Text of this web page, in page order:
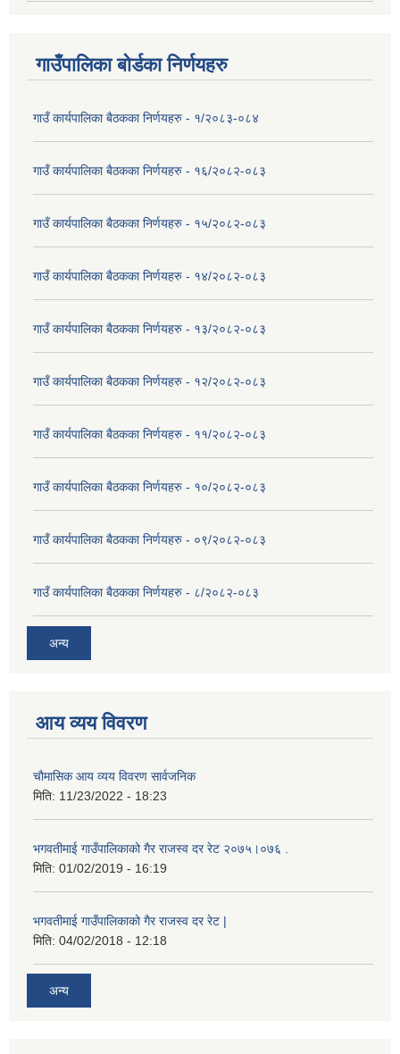
गाउँपालिका बोर्डका निर्णयहरु
गाउँ कार्यपालिका बैठकका निर्णयहरु - १/२०८३-०८४
गाउँ कार्यपालिका बैठकका निर्णयहरु - १६/२०८२-०८३
गाउँ कार्यपालिका बैठकका निर्णयहरु - १५/२०८२-०८३
गाउँ कार्यपालिका बैठकका निर्णयहरु - १४/२०८२-०८३
गाउँ कार्यपालिका बैठकका निर्णयहरु - १३/२०८२-०८३
गाउँ कार्यपालिका बैठकका निर्णयहरु - १२/२०८२-०८३
गाउँ कार्यपालिका बैठकका निर्णयहरु - ११/२०८२-०८३
गाउँ कार्यपालिका बैठकका निर्णयहरु - १०/२०८२-०८३
गाउँ कार्यपालिका बैठकका निर्णयहरु - ०९/२०८२-०८३
गाउँ कार्यपालिका बैठकका निर्णयहरु - ८/२०८२-०८३
अन्य
आय व्यय विवरण
चाैमासिक आय व्यय विवरण सार्वजनिक
मिति: 11/23/2022 - 18:23
भगवतीमाई गाउँपालिकाको गैर राजस्व दर रेट २०७५।०७६ .
मिति: 01/02/2019 - 16:19
भगवतीमाई गाउँपालिकाको गैर राजस्व दर रेट |
मिति: 04/02/2018 - 12:18
अन्य